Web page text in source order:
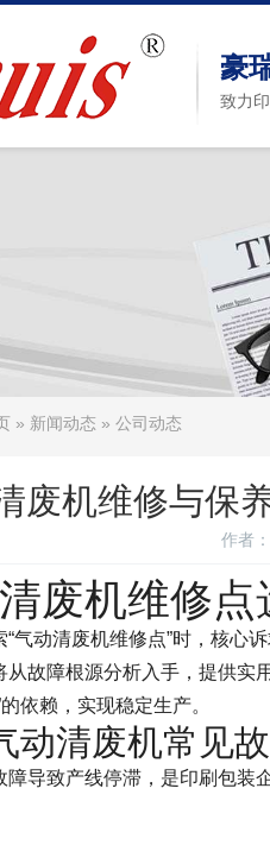
豪
致力
» 新闻动态 » 公司动态
废机维修与保
作者
废机维修
“气动清废机维修点”时，核心
从故障根源分析入手，提供实
依赖，实现稳定生产。
动清废机常见
障导致产线停滞，是印刷包装